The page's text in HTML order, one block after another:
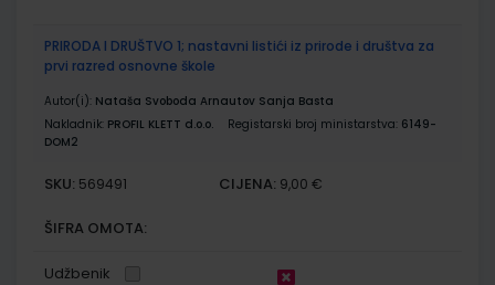
PRIRODA I DRUŠTVO 1; nastavni listići iz prirode i društva za
prvi razred osnovne škole
Autor(i): Nataša Svoboda Arnautov Sanja Basta
Nakladnik: PROFIL KLETT d.o.o. Registarski broj ministarstva: 6149-
DOM2
SKU: 569491 CIJENA: 9,00 €
ŠIFRA OMOTA:
Udžbenik